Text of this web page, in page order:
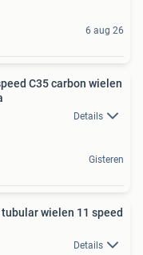
6 aug 26
C35 carbon wielen
Details
Gisteren
wielen 11 speed
Details